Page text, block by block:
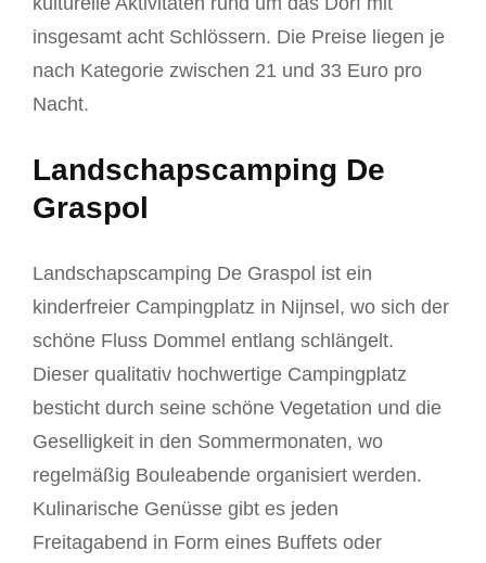
insgesamt acht Schlössern. Die Preise liegen je
nach Kategorie zwischen 21 und 33 Euro pro
Nacht.
Landschapscamping De
Graspol
Landschapscamping De Graspol ist ein
kinderfreier Campingplatz in Nijnsel, wo sich der
schöne Fluss Dommel entlang schlängelt.
Dieser qualitativ hochwertige Campingplatz
besticht durch seine schöne Vegetation und die
Geselligkeit in den Sommermonaten, wo
regelmäßig Bouleabende organisiert werden.
Kulinarische Genüsse gibt es jeden
Freitagabend in Form eines Buffets oder